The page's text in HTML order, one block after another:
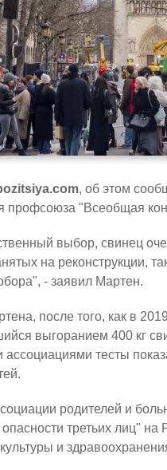
, об этом
профсоюза "Всеобщая
выбор, свинец
на реконструкции,
- заявил Мартен.
после того, как в
выгоранием 400 кг
ассоциациями тесты
родителей и
третьих лиц" на
и